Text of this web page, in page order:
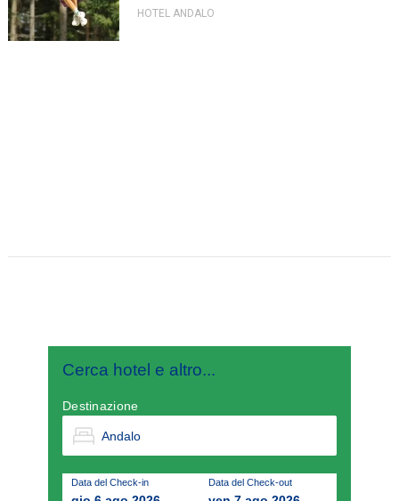
HOTEL ANDALO
Cerca hotel e altro...
Destinazione
Data del Check-in Data del Check-out